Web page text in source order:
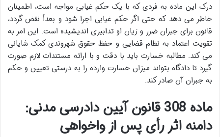
درک این ماده به فردی که با یک حکم غیابی مواجه است، اطمینان
خاطر می دهد که حتی اگر حکم غیابی اجرا شود و بعداً نقض گردد،
قانون برای جبران ضرر و زیان او تدابیری اندیشیده است. این امر به
تقویت اعتماد به نظام قضایی و حفظ حقوق شهروندی کمک شایانی
می کند. مطالبه خسارت باید با دقت و با ارائه مستندات لازم صورت
گیرد تا دادگاه بتواند میزان خسارت وارده را به درستی تعیین و حکم
به جبران آن صادر کند.
ماده 308 قانون آیین دادرسی مدنی:
دامنه اثر رأی پس از واخواهی